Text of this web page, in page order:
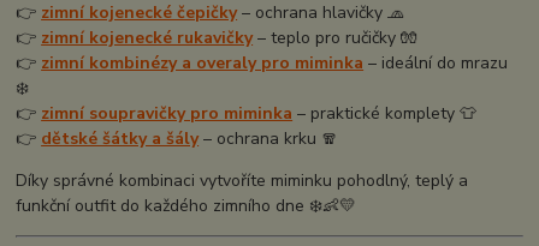
👉 zimní kojenecké čepičky– ochrana hlavičky 🧢
👉 zimní kojenecké rukavičky– teplo pro ručičky 🧤
👉 zimní kombinézy a overaly pro miminka – ideální do mrazu
❄️
👉 zimní soupravičky pro miminka – praktické komplety 👕
👉 dětské šátky a šály– ochrana krku 🧣
Díky správné kombinaci vytvoříte miminku pohodlný, teplý a
funkční outfit do každého zimního dne ❄️👶💛